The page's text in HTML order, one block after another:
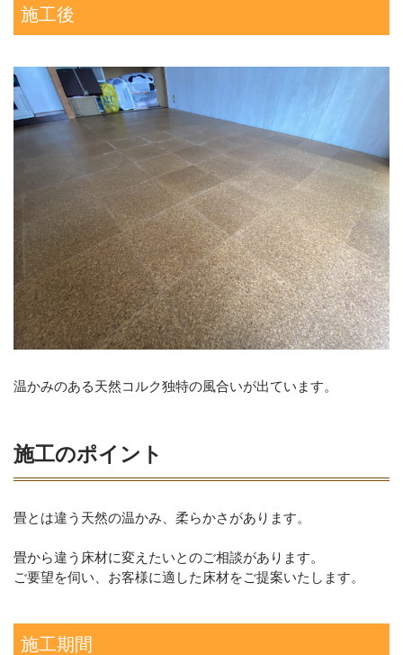
施工後
温かみのある天然コルク独特の風合いが出ています。
施工のポイント
畳とは違う天然の温かみ、柔らかさがあります。
畳から違う床材に変えたいとのご相談があります。
ご要望を伺い、お客様に適した床材をご提案いたします。
施工期間